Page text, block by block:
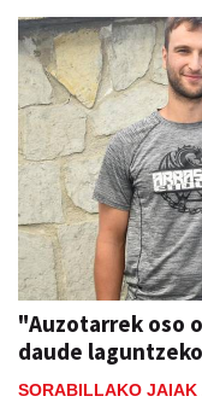
"Auzotarrek oso
daude
SORABILLAKO JAIAK